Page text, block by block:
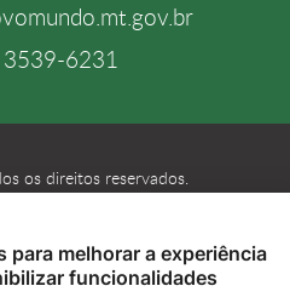
3539-6231
os direitos reservados.
para melhorar a experiência
funcionalidades